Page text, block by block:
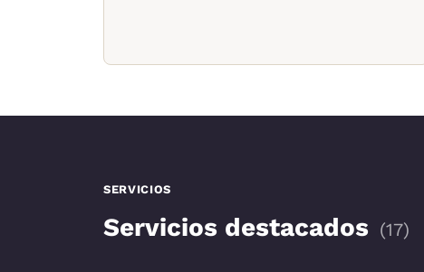
SERVICIOS
Servicios destacados (17)